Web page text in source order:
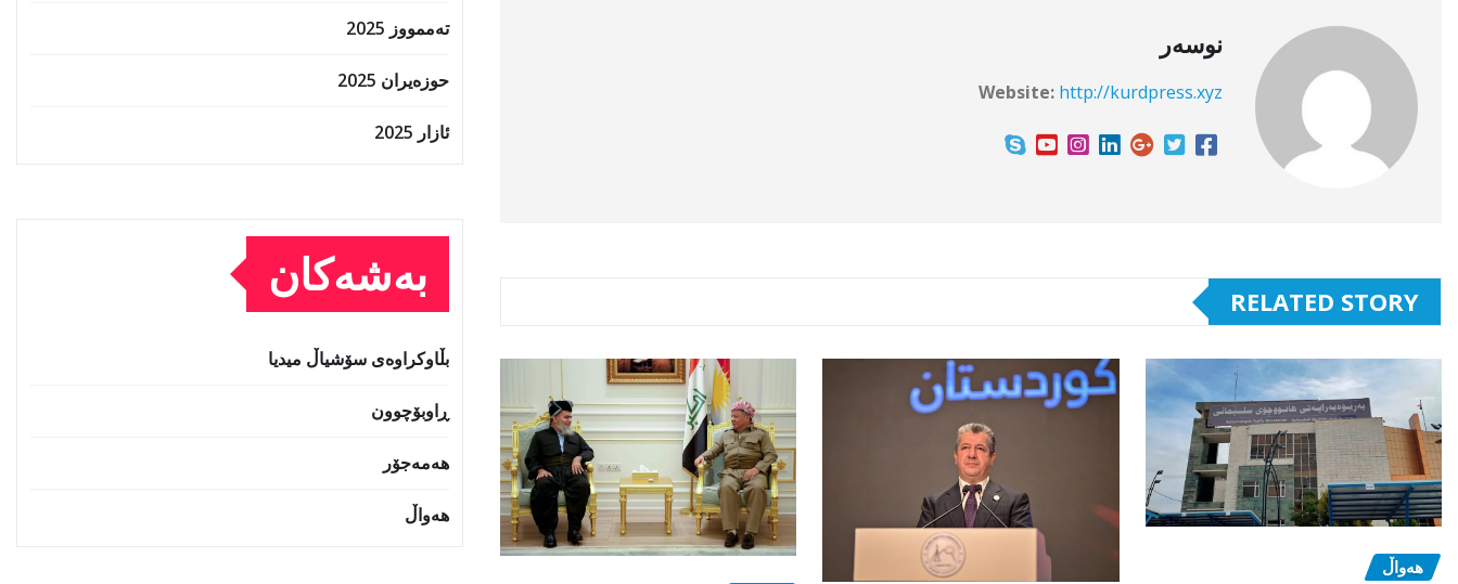
نوسەر
Website: http://kurdpress.xyz
RELATED STORY
هەواڵ
تەممووز 2025
حوزه‌یران 2025
ئازار 2025
بەشەکان
بڵاوکراوەی سۆشیاڵ میدیا
ڕاوبۆچوون
هەمەجۆر
هەواڵ